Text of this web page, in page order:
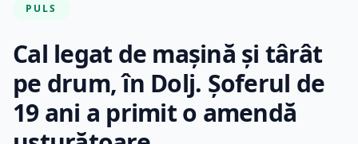
PULS
Cal legat de mașină și târât
pe drum, în Dolj. Șoferul de
19 ani a primit o amendă